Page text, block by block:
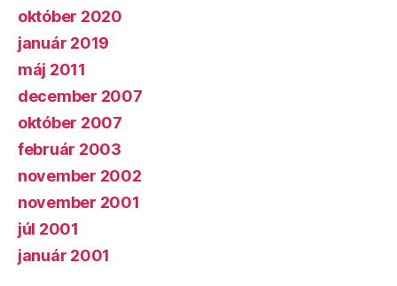
október 2020
január 2019
máj 2011
december 2007
október 2007
február 2003
november 2002
november 2001
júl 2001
január 2001